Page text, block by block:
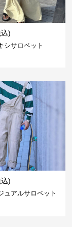
)
シサロペット
)
ュアルサロペット